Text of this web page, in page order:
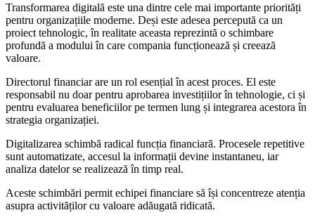
Transformarea digitală este una dintre cele mai importante priorități
pentru organizațiile moderne. Deși este adesea percepută ca un
proiect tehnologic, în realitate aceasta reprezintă o schimbare
profundă a modului în care compania funcționează și creează
valoare.
Directorul financiar are un rol esențial în acest proces. El este
responsabil nu doar pentru aprobarea investițiilor în tehnologie, ci și
pentru evaluarea beneficiilor pe termen lung și integrarea acestora în
strategia organizației.
Digitalizarea schimbă radical funcția financiară. Procesele repetitive
sunt automatizate, accesul la informații devine instantaneu, iar
analiza datelor se realizează în timp real.
Aceste schimbări permit echipei financiare să își concentreze atenția
asupra activităților cu valoare adăugată ridicată.